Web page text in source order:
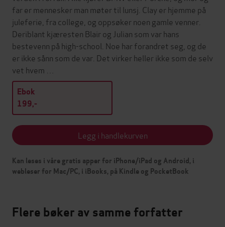
far er mennesker man møter til lunsj. Clay er hjemme på
juleferie, fra college, og oppsøker noen gamle venner.
Deriblant kjæresten Blair og Julian som var hans
bestevenn på high-school. Noe har forandret seg, og de
er ikke sånn som de var. Det virker heller ikke som de selv
vet hvem …
Ebok
199,-
Legg i handlekurven
Kan leses i våre gratis apper for iPhone/iPad og Android, i
webleser for Mac/PC, i iBooks, på Kindle og PocketBook
Flere bøker av samme forfatter